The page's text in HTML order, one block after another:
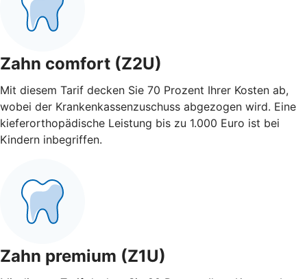
Zahn comfort (Z2U)
Mit diesem Tarif decken Sie 70 Prozent Ihrer Kosten ab,
wobei der Krankenkassenzuschuss abgezogen wird. Eine
kieferorthopädische Leistung bis zu 1.000 Euro ist bei
Kindern inbegriffen.
Zahn premium (Z1U)